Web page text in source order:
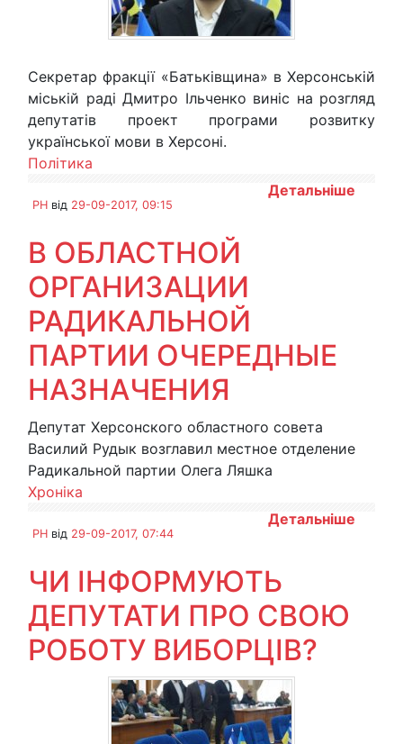
Секретар фракції «Батьківщина» в Херсонській
міській раді Дмитро Ільченко виніс на розгляд
депутатів проект програми розвитку
української мови в Херсоні.
Політика
Детальніше
PH від 29-09-2017, 09:15
В ОБЛАСТНОЙ
ОРГАНИЗАЦИИ
РАДИКАЛЬНОЙ
ПАРТИИ ОЧЕРЕДНЫЕ
НАЗНАЧЕНИЯ
Депутат Херсонского областного совета
Василий Рудык возглавил местное отделение
Радикальной партии Олега Ляшка
Хроніка
Детальніше
PH від 29-09-2017, 07:44
ЧИ ІНФОРМУЮТЬ
ДЕПУТАТИ ПРО СВОЮ
РОБОТУ ВИБОРЦІВ?